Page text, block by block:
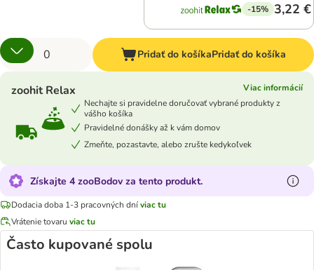
-15% 3,22 €
Pridať do košíkaPridať do košíka
zoohit Relax
Viac informácií
Nechajte si pravidelne doručovať vybrané produkty z
vášho košíka
Pravidelné donášky až k vám domov
Zmeňte, pozastavte, alebo zrušte kedykoľvek
Získajte 4 zooBodov za tento produkt.
Dodacia doba 1-3 pracovných dníviac tu
Vrátenie tovaru viac tu
Často kupované spolu